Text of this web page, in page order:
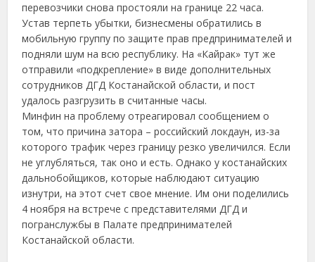
перевозчики снова простояли на границе 22 часа.
Устав терпеть убытки, бизнесмены обратились в
мобильную группу по защите прав предпринимателей и
подняли шум на всю республику. На «Кайрак» тут же
отправили «подкрепление» в виде дополнительных
сотрудников ДГД Костанайской области, и пост
удалось разгрузить в считанные часы.
Минфин на проблему отреагировал сообщением о
том, что причина затора – российский локдаун, из-за
которого трафик через границу резко увеличился. Если
не углубляться, так оно и есть. Однако у костанайских
дальнобойщиков, которые наблюдают ситуацию
изнутри, на этот счет свое мнение. Им они поделились
4 ноября на встрече с представителями ДГД и
погранслужбы в Палате предпринимателей
Костанайской области.